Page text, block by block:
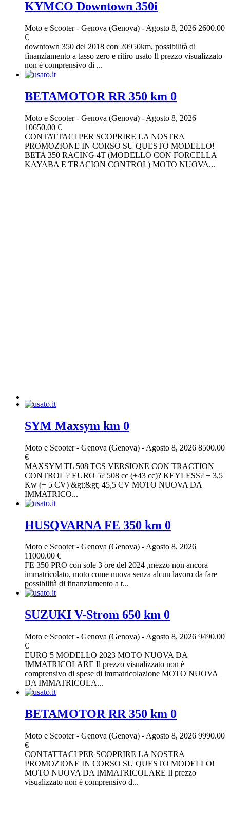
KYMCO Downtown 350i
Moto e Scooter- Genova (Genova) - Agosto 8, 2026 2600.00
€
downtown 350 del 2018 con 20950km, possibilità di
finanziamento a tasso zero e ritiro usato Il prezzo visualizzato
non è comprensivo di ...
BETAMOTOR RR 350 km 0
Moto e Scooter- Genova (Genova) - Agosto 8, 2026
10650.00 €
CONTATTACI PER SCOPRIRE LA NOSTRA
PROMOZIONE IN CORSO SU QUESTO MODELLO!
BETA 350 RACING 4T (MODELLO CON FORCELLA
KAYABA E TRACION CONTROL) MOTO NUOVA...
SYM Maxsym km 0
Moto e Scooter- Genova (Genova) - Agosto 8, 2026 8500.00
€
MAXSYM TL 508 TCS VERSIONE CON TRACTION
CONTROL ? EURO 5? 508 cc (+43 cc)? KEYLESS? + 3,5
Kw (+ 5 CV) &gt;&gt; 45,5 CV MOTO NUOVA DA
IMMATRICO...
HUSQVARNA FE 350 km 0
Moto e Scooter- Genova (Genova) -Agosto 8, 2026
11000.00 €
FE 350 PRO con sole 3 ore del 2024 ,mezzo non ancora
immatricolato, moto come nuova senza alcun lavoro da fare
possibilità di finanziamento a t...
SUZUKI V-Strom 650 km 0
Moto e Scooter- Genova (Genova) - Agosto 8, 2026 9490.00
€
EURO 5 MODELLO 2023 MOTO NUOVA DA
IMMATRICOLARE Il prezzo visualizzato non è
comprensivo di spese di immatricolazione MOTO NUOVA
DA IMMATRICOLA...
BETAMOTOR RR 350 km 0
Moto e Scooter- Genova (Genova) - Agosto 8, 2026 9990.00
€
CONTATTACI PER SCOPRIRE LA NOSTRA
PROMOZIONE IN CORSO SU QUESTO MODELLO!
MOTO NUOVA DA IMMATRICOLARE Il prezzo
visualizzato non è comprensivo d...